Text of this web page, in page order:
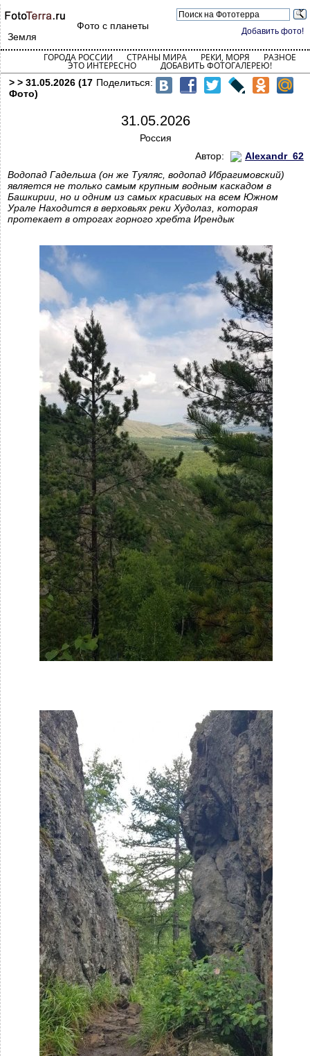
Добавить фото!
Фото с планеты
Земля
ГОРОДА РОССИИ СТРАНЫ МИРА РЕКИ, МОРЯ РАЗНОЕ
ЭТО ИНТЕРЕСНО ДОБАВИТЬ ФОТОГАЛЕРЕЮ!
Поделиться:
> > 31.05.2026 (17
Фото)
31.05.2026
Россия
Автор:
Alexandr_62
Водопад Гадельша (он же Туяляс, водопад Ибрагимовский)
является не только самым крупным водным каскадом в
Башкирии, но и одним из самых красивых на всем Южном
Урале Находится в верховьях реки Худолаз, которая
протекает в отрогах горного хребта Ирендык